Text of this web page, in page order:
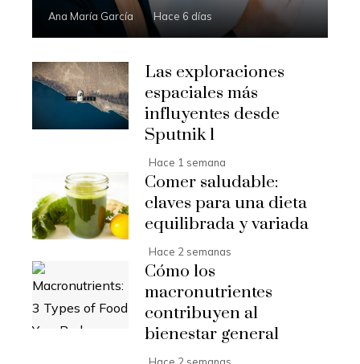
Ana María García Hace 6 días
Las exploraciones
espaciales más
influyentes desde
Sputnik 1
Hace 1 semana
Comer saludable:
claves para una dieta
equilibrada y variada
Hace 2 semanas
Cómo los
macronutrientes
contribuyen al
bienestar general